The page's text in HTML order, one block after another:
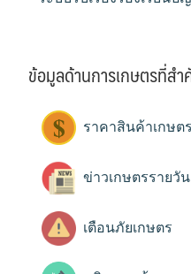
ข้อมูลด้านการเกษตรที่ส
ราคาสินค้าเกษตร
ข่าวเกษตรรายวัน
เตือนภัยเกษตร